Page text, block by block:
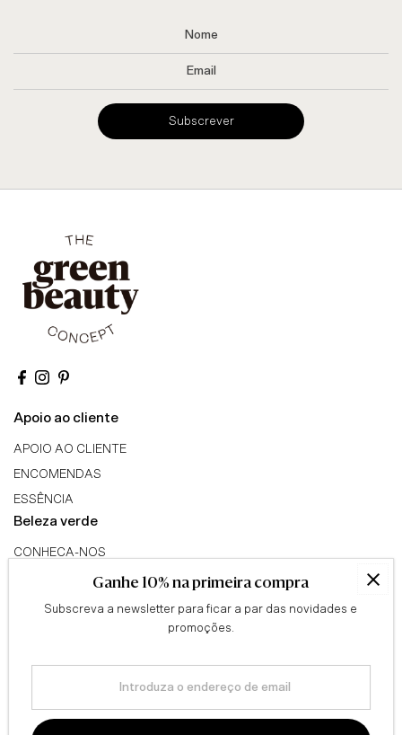
Subscrever
Apoio ao cliente
APOIO AO CLIENTE
ENCOMENDAS
ESSÊNCIA
Beleza verde
CONHECA-NOS
TRIBO GREEN BEAUTY
PROGRAMA DE AFILIADOS
Ganhe 10% na primeira compra
Subscreva a newsletter para ficar a par das novidades e
promoções.
endereço
de